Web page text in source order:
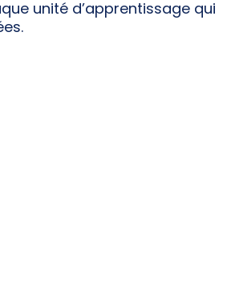
unité d’apprentissage qui